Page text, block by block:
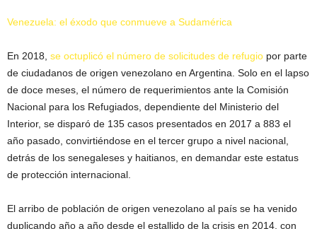
Venezuela: el éxodo que conmueve a Sudamérica
En 2018, se octuplicó el número de solicitudes de refugio por parte
de ciudadanos de origen venezolano en Argentina. Solo en el lapso
de doce meses, el número de requerimientos ante la Comisión
Nacional para los Refugiados, dependiente del Ministerio del
Interior, se disparó de 135 casos presentados en 2017 a 883 el
año pasado, convirtiéndose en el tercer grupo a nivel nacional,
detrás de los senegaleses y haitianos, en demandar este estatus
de protección internacional.
El arribo de población de origen venezolano al país se ha venido
duplicando año a año desde el estallido de la crisis en 2014, con